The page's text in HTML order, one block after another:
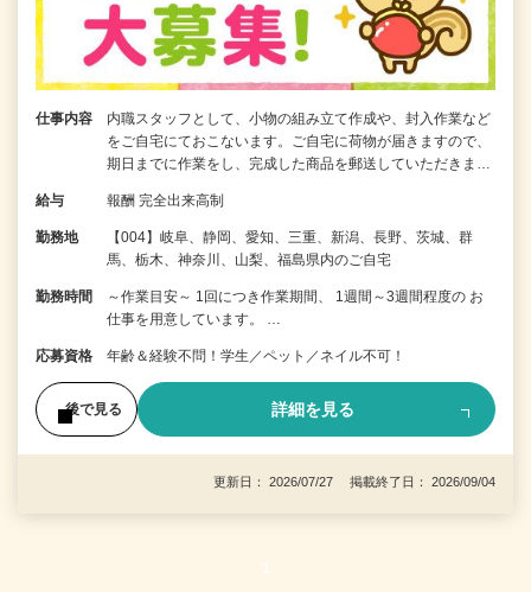
仕事内容
内職スタッフとして、小物の組み立て作成や、封入作業など
をご自宅にておこないます。ご自宅に荷物が届きますので、
期日までに作業をし、完成した商品を郵送していただきま…
給与 報酬 完全出来高制
勤務地
【004】岐阜、静岡、愛知、三重、新潟、長野、茨城、群
馬、栃木、神奈川、山梨、福島県内のご自宅
勤務時間
～作業目安～ 1回につき作業期間、 1週間～3週間程度の お
仕事を用意しています。 …
応募資格 年齢＆経験不問！学生／ペット／ネイル不可！
後で見る 詳細を見る
更新日： 2026/07/27 掲載終了日： 2026/09/04
1